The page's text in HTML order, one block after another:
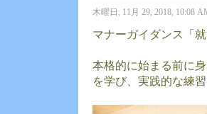
木曜日, 11月 29, 2018, 10:08
マナーガイダンス「
本格的に始まる前に
を学び、実践的な練習